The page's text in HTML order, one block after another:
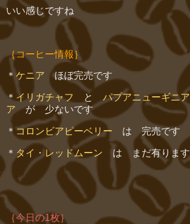
いい感じですね
｛コーヒー情報｝
＊ ケニア ほぼ完売です
＊ イリガチャフ と パプアニューギニア
アが 少ないです
＊ コロンビアピーベリー は 完売です
＊ タイ・レッドムーン は まだ有ります
｛今日の1枚｝